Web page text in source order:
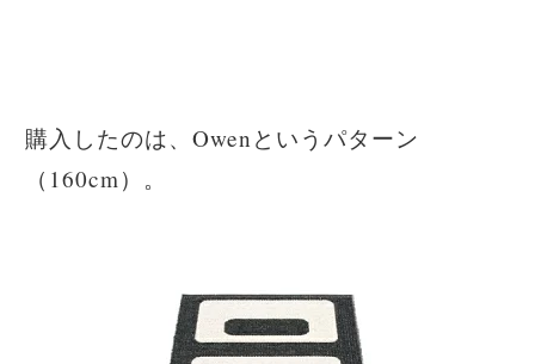
購入したのは、Owenというパターン
（160cm）。